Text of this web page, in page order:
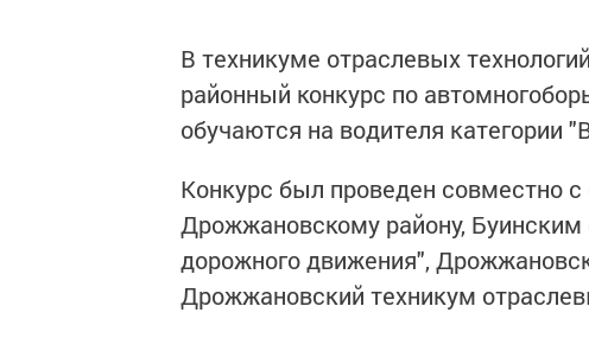
В техникуме отраслевых
районный конкурс по
обучаются на водителя категории
Конкурс был проведен
Дрожжановскому району,
дорожного движения",
Дрожжановский техникум